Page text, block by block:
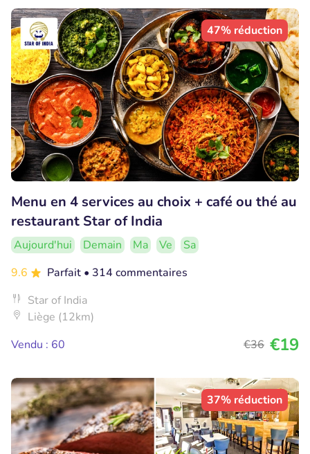
47% réduction
Menu en 4 services au choix + café ou thé au
restaurant Star of India
Aujourd'hui Demain Ma Ve
Sa
9.6
Parfait • 314 commentaires
Star of India
Liège (12km)
Vendu : 60
€36 €19
37% réduction